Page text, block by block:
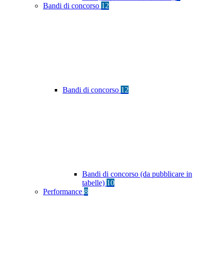
Bandi di concorso 12
Bandi di concorso 12
Bandi di concorso (da pubblicare in
tabelle) 10
Performance 8